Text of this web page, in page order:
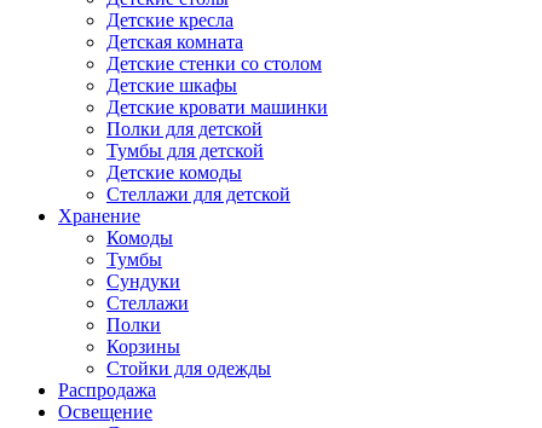
Детские кресла
Детская комната
Детские стенки со столом
Детские шкафы
Детские кровати машинки
Полки для детской
Тумбы для детской
Детские комоды
Стеллажи для детской
Хранение
Комоды
Тумбы
Сундуки
Стеллажи
Полки
Корзины
Стойки для одежды
Распродажа
Освещение